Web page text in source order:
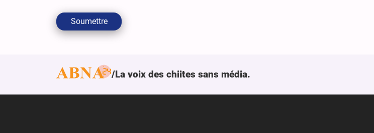
Soumettre
La voix des chiites sans média.